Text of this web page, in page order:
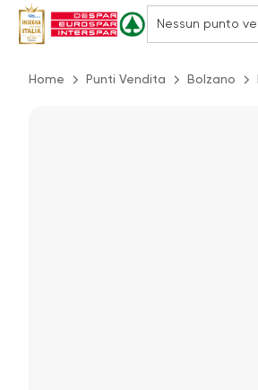
Home Punti Vendita Bolzano